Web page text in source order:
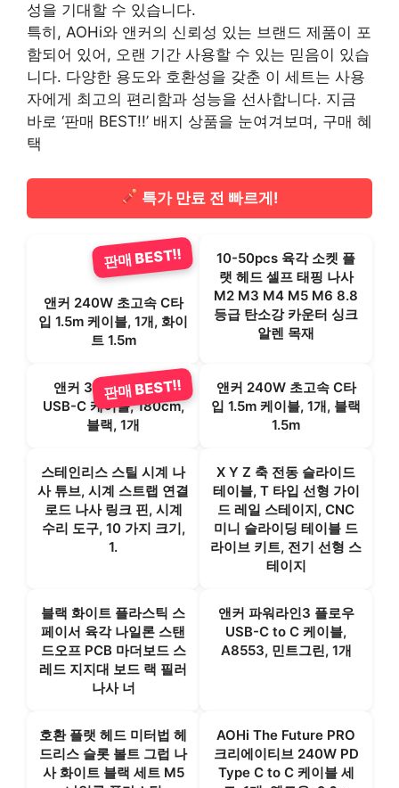
성을 기대할 수 있습니다.
특히, AOHi와 앤커의 신뢰성 있는 브랜드 제품이 포
함되어 있어, 오랜 기간 사용할 수 있는 믿음이 있습
니다. 다양한 용도와 호환성을 갖춘 이 세트는 사용
자에게 최고의 편리함과 성능을 선사합니다. 지금
바로 ‘판매 BEST!!’ 배지 상품을 눈여겨보며, 구매 혜
택
특가 만료 전 빠르게!
판매 BEST!!
앤커 240W 초고속 C타
입 1.5m 케이블, 1개, 화이
트 1.5m
10-50pcs 육각 소켓 플
랫 헤드 셀프 태핑 나사
M2 M3 M4 M5 M6 8.8
등급 탄소강 카운터 싱크
알렌 목재
앤커 322 USB-C to
USB-C 케이블, 180cm,
블랙, 1개
판매 BEST!!
앤커 240W 초고속 C타
입 1.5m 케이블, 1개, 블랙
1.5m
스테인리스 스틸 시계 나
사 튜브, 시계 스트랩 연결
로드 나사 링크 핀, 시계
수리 도구, 10 가지 크기,
1.
X Y Z 축 전동 슬라이드
테이블, T 타입 선형 가이
드 레일 스테이지, CNC
미니 슬라이딩 테이블 드
라이브 키트, 전기 선형 스
테이지
블랙 화이트 플라스틱 스
페이서 육각 나일론 스탠
드오프 PCB 마더보드 스
레드 지지대 보드 랙 필러
나사 너
앤커 파워라인3 플로우
USB-C to C 케이블,
A8553, 민트그린, 1개
호환 플랫 헤드 미터법 헤
드리스 슬롯 볼트 그럽 나
사 화이트 블랙 세트 M5
AOHi The Future PRO
크리에이티브 240W PD
Type C to C 케이블 세